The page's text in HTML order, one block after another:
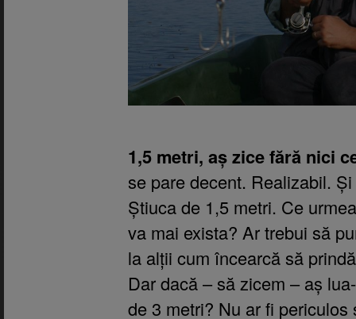
1,5 metri, aș zice fără nici
se pare decent. Realizabil.
Știuca de 1,5 metri. Ce
va mai exista? Ar trebui să
la alții cum încearcă să
Dar dacă – să zicem – aș
de 3 metri? Nu ar fi